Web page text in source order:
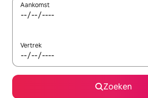
Aankomst
Vertrek
Zoeken